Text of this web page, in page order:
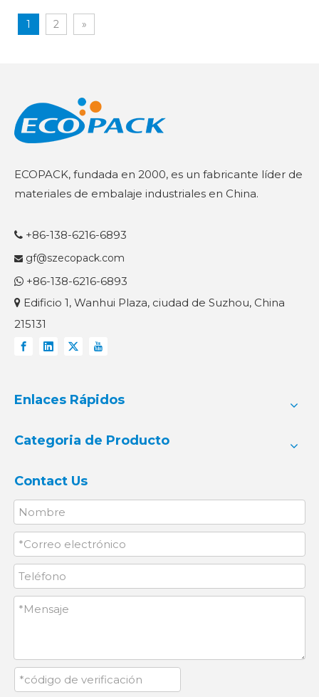
1 2 »
ECOPACK, fundada en 2000, es un fabricante líder de
materiales de embalaje industriales en China.
 +86-138-6216-6893
 gf@szecopack.com
 +86-138-6216-6893
 Edificio 1, Wanhui Plaza, ciudad de Suzhou, China
215131
Enlaces Rápidos
Categoria de Producto
Contact Us